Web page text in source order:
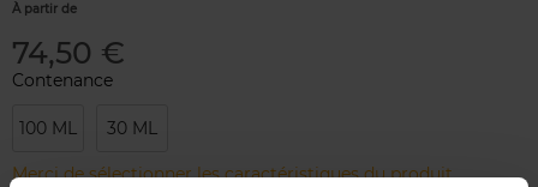
À partir de
74,50 €
Contenance
100 ML 30 ML
Merci de sélectionner les caractéristiques du produit.